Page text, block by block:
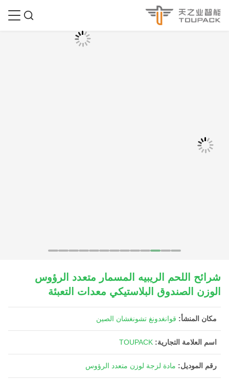
شرائح اللحم الريبيه المسمار متعدد الرؤوس
الوزن الصندوق البلاستيكي معدات التعبئة
مكان المنشأ: قوانغدونغ تشونغشان الصين
اسم العلامة التجارية: TOUPACK
رقم الموديل: مادة لزجة لوزن متعدد الرؤوس